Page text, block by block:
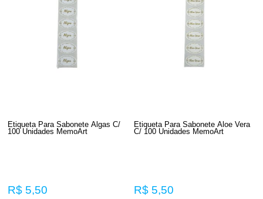
Etiqueta Para Sabonete Algas C/
100 Unidades MemoArt
R$ 5,50
Etiqueta Para Sabonete Aloe Vera
C/ 100 Unidades MemoArt
R$ 5,50